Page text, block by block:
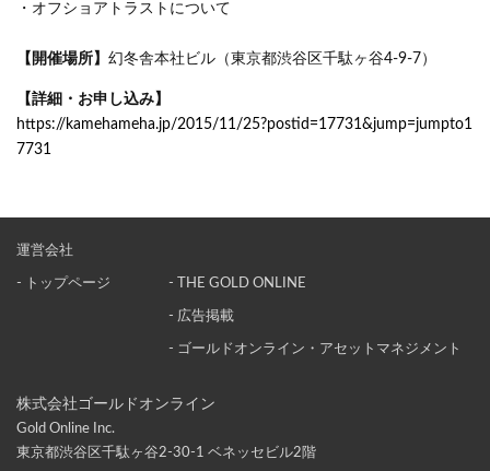
・オフショアトラストについて
【開催場所】 幻冬舎本社ビル（東京都渋谷区千駄ヶ谷4-9-7）
【詳細・お申し込み】
https://kamehameha.jp/2015/11/25?postid=17731&jump=jumpto1
7731
株式会社ゴールドオンライン
Gold Online Inc.
東京都渋谷区千駄ヶ谷2-30-1 ベネッセビル2階
運営会社
- トップページ - THE GOLD ONLINE
- 広告掲載
- ゴールドオンライン・アセットマネジメント